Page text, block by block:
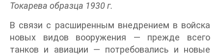
Токарева образца 1930 г.
В связи с расширенным внедрением в войска
новых видов вооружения — прежде всего
танков и авиации — потребовались и новые